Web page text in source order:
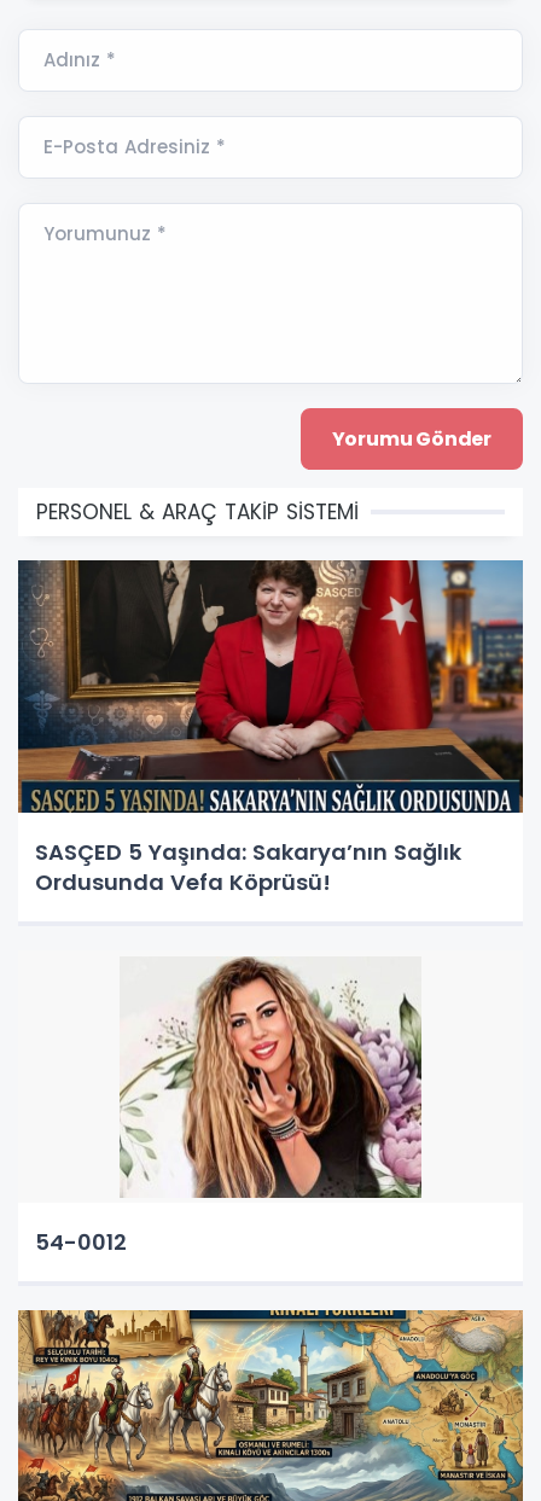
Adınız *
E-Posta Adresiniz *
Yorumunuz *
PERSONEL & ARAÇ TAKİP SİSTEMİ
SASÇED 5 Yaşında: Sakarya’nın Sağlık
Ordusunda Vefa Köprüsü!
54-0012